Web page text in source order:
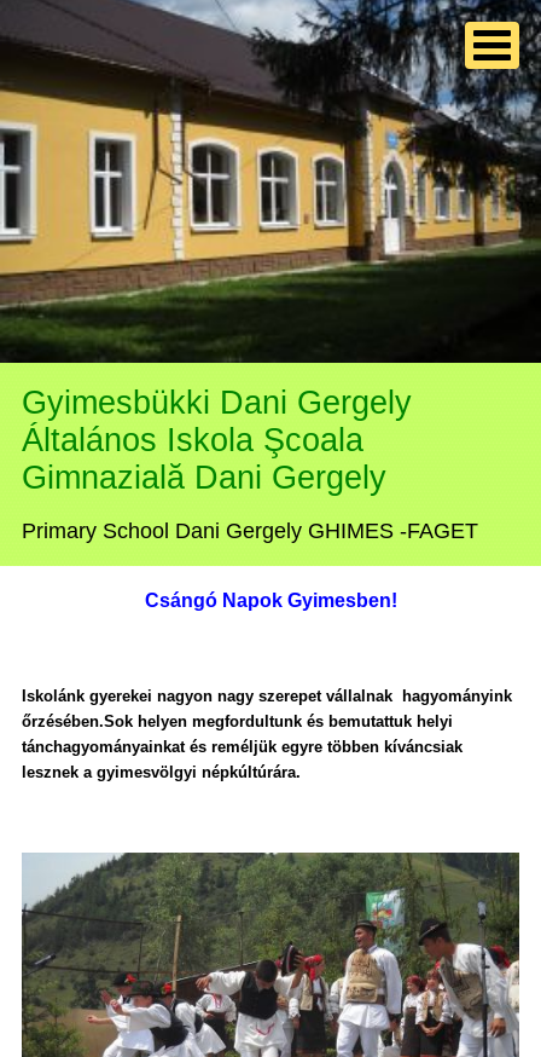
Gyimesbükki Dani Gergely
Általános Iskola Şcoala
Gimnazială Dani Gergely
Primary School Dani Gergely GHIMES -FAGET
Csángó Napok Gyimesben!
Iskolánk gyerekei nagyon nagy szerepet vállalnak hagyományink
őrzésében.Sok helyen megfordultunk és bemutattuk helyi
tánchagyományainkat és reméljük egyre többen kíváncsiak
lesznek a gyimesvölgyi népkúltúrára.